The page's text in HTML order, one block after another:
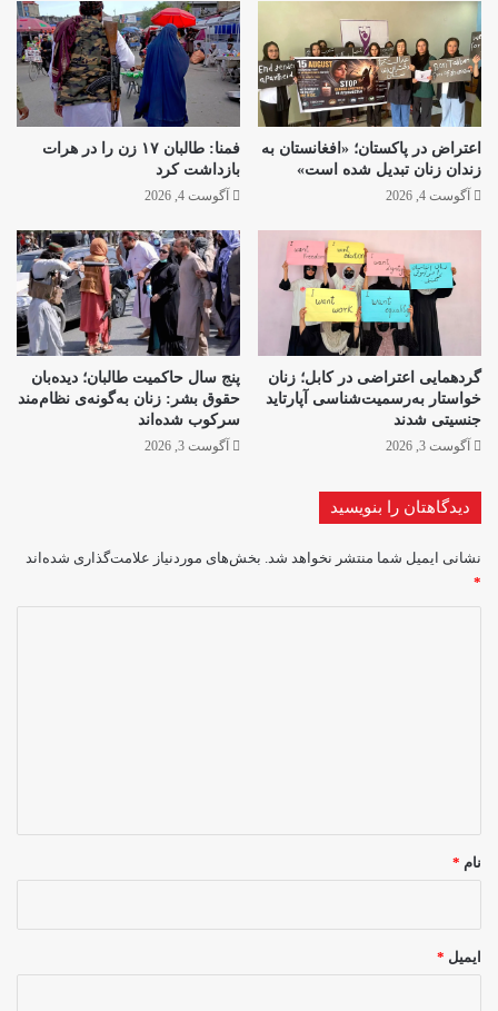
اعتراض در پاکستان؛ «افغانستان به
زندان زنان تبدیل شده است»
آگوست 4, 2026
فمنا: طالبان ۱۷ زن را در هرات
بازداشت کرد
آگوست 4, 2026
گردهمایی اعتراضی در کابل؛ زنان
خواستار به‌رسمیت‌شناسی آپارتاید
جنسیتی شدند
آگوست 3, 2026
پنج سال حاکمیت طالبان؛ دیده‌بان
حقوق بشر: زنان به‌گونه‌ی نظام‌مند
سرکوب شده‌اند
آگوست 3, 2026
دیدگاهتان را بنویسید
نشانی ایمیل شما منتشر نخواهد شد. بخش‌های موردنیاز علامت‌گذاری شده‌اند
*
نام *
ایمیل *